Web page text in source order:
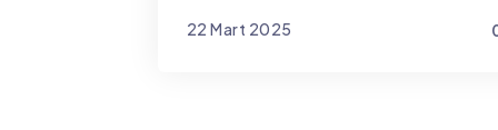
22 Mart 2025